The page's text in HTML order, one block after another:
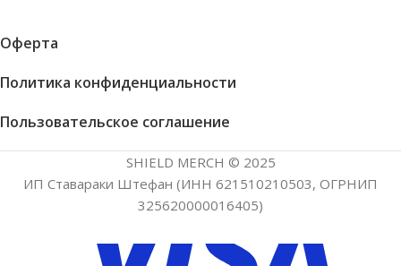
Оферта
Политика конфиденциальности
Пользовательское соглашение
SHIELD MERCH © 2025
ИП Ставараки Штефан (ИНН 621510210503, ОГРНИП
325620000016405)